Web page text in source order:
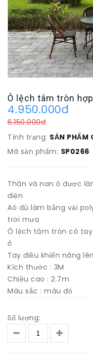
Ô lệch tâm tròn
4.950.000đ
6.150.000đ
Tình trạng: SẢN PHẨM
Mã sản phẩm: SP0266
Thân và nan ô được
điện
Aó dù làm bằng vải
trời mưa
Ô lệch tâm tròn có
ô
Tay điều khiển nâng
Kích thước : 3M
Chiều cao : 2.7m
Màu sắc : màu đỏ
Số lượng: